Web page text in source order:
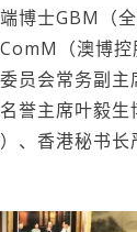
博士GBM（
（澳博
员会常务副
誉主席叶毅
、香港秘书长